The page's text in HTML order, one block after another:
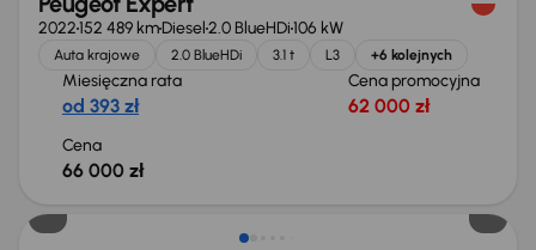
2022152 489 kmDiesel2.0 BlueHDi106 kW
Auta krajowe 2.0 BlueHDi 3.1 t L3 +6 kolejnych
Miesięczna rata
od 393 zł
Cena promocyjna
62 000 zł
Cena
66 000 zł
Możliwość odliczenia VAT